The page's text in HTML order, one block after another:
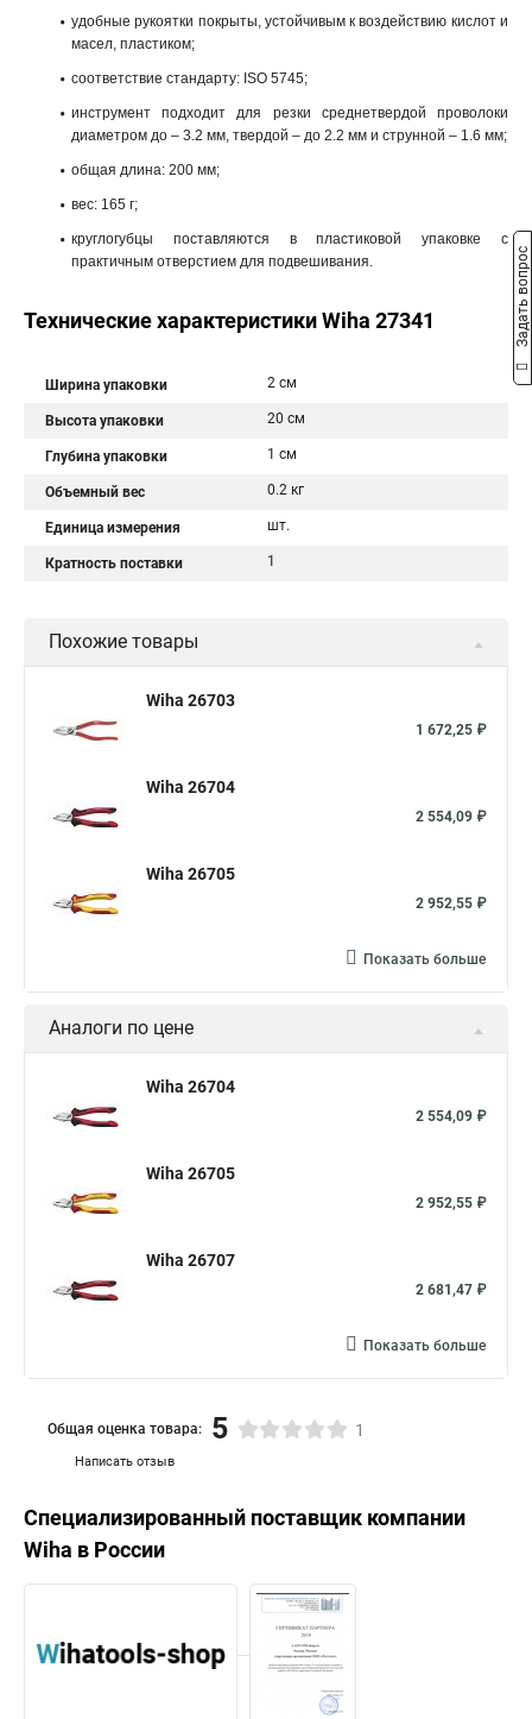
удобные рукоятки покрыты, устойчивым к воздействию кислот и
масел, пластиком;
соответствие стандарту: ISO 5745;
инструмент подходит для резки среднетвердой проволоки
диаметром до – 3.2 мм, твердой – до 2.2 мм и струнной – 1.6 мм;
общая длина: 200 мм;
вес: 165 г;
круглогубцы поставляются в пластиковой упаковке с
практичным отверстием для подвешивания.
Технические характеристики Wiha 27341
Ширина упаковки 2 см
Высота упаковки 20 см
Глубина упаковки 1 см
Объемный вес 0.2 кг
Единица измерения шт.
Кратность поставки 1
Похожие товары
Wiha 26703
1 672,25 ₽
Wiha 26704
2 554,09 ₽
Wiha 26705
2 952,55 ₽
Показать больше
Аналоги по цене
Wiha 26704
2 554,09 ₽
Wiha 26705
2 952,55 ₽
Wiha 26707
2 681,47 ₽
Показать больше
Написать отзыв
Общая оценка товара: 5 1
Специализированный поставщик компании
Wiha в России
Задать вопрос